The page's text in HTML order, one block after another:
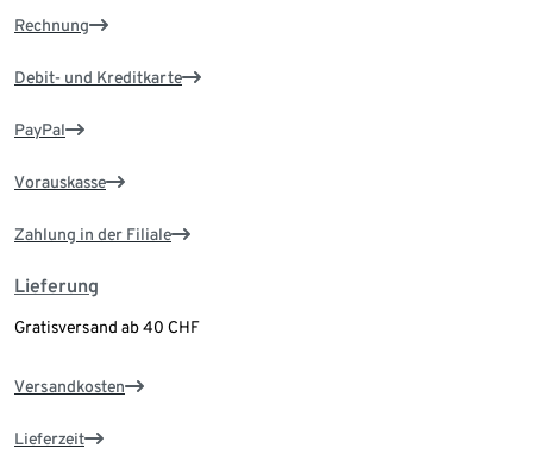
Rechnung
Debit- und Kreditkarte
PayPal
Vorauskasse
Zahlung in der Filiale
Lieferung
Gratisversand ab 40 CHF
Versandkosten
Lieferzeit